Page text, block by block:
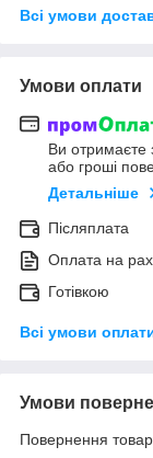
Всі умови
Умови оплати
Ви отримаєте
або гроші
Детальніше
Післяплата
Оплата на
Готівкою
Всі умови
Умови
Повернення